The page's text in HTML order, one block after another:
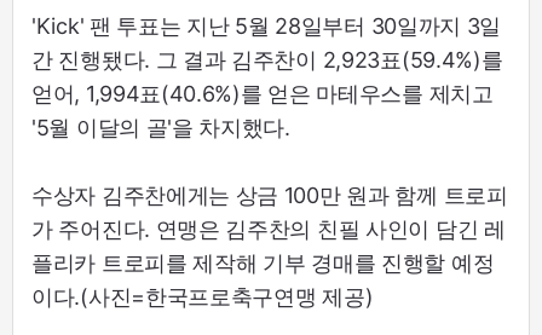
'Kick' 팬 투표는 지난 5월 28일부터 30일까지 3일
간 진행됐다. 그 결과 김주찬이 2,923표(59.4%)를
얻어, 1,994표(40.6%)를 얻은 마테우스를 제치고
'5월 이달의 골'을 차지했다.
수상자 김주찬에게는 상금 100만 원과 함께 트로피
가 주어진다. 연맹은 김주찬의 친필 사인이 담긴 레
플리카 트로피를 제작해 기부 경매를 진행할 예정
이다.(사진=한국프로축구연맹 제공)